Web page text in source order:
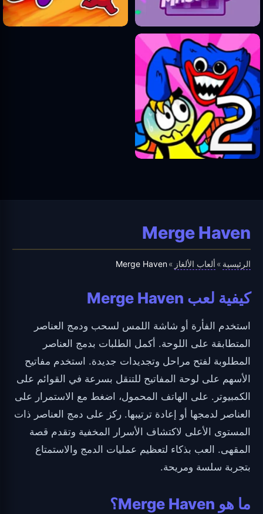
Merge Haven
الرئيسية » ألعاب الألغاز »
Merge Haven
كيفية لعب Merge Haven
استخدم الفأرة أو شاشة اللمس لسحب ودمج العناصر
المتطابقة على اللوحة. أكمل الطلبات بدمج العناصر
المطلوبة لفتح مراحل وتجديدات جديدة. استخدم مفاتيح
الأسهم على لوحة المفاتيح للتنقل بسرعة في القوائم على
الكمبيوتر. على الهاتف المحمول، اضغط مع الاستمرار على
العناصر لدمجها أو إعادة ترتيبها. ركز على دمج العناصر ذات
المستوى الأعلى لاكتشاف الأسرار المخفية وتقدم قصة
المقهى. العب بذكاء لتعظيم عمليات الدمج والاستمتاع
بتجربة سلسة ومريحة.
ما هو Merge Haven؟